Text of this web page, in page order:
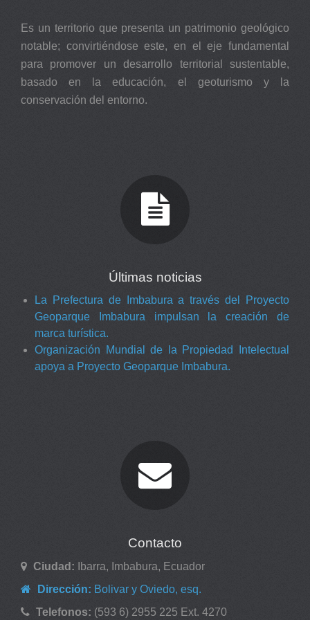
Es un territorio que presenta un patrimonio geológico
notable; convirtiéndose este, en el eje fundamental
para promover un desarrollo territorial sustentable,
basado en la educación, el geoturismo y la
conservación del entorno.
Últimas noticias
La Prefectura de Imbabura a través del Proyecto
Geoparque Imbabura impulsan la creación de
marca turística.
Organización Mundial de la Propiedad Intelectual
apoya a Proyecto Geoparque Imbabura.
Contacto
Ciudad:
Ibarra, Imbabura, Ecuador
Dirección: Bolivar y Oviedo, esq.
Telefonos: (593 6) 2955 225 Ext. 4270